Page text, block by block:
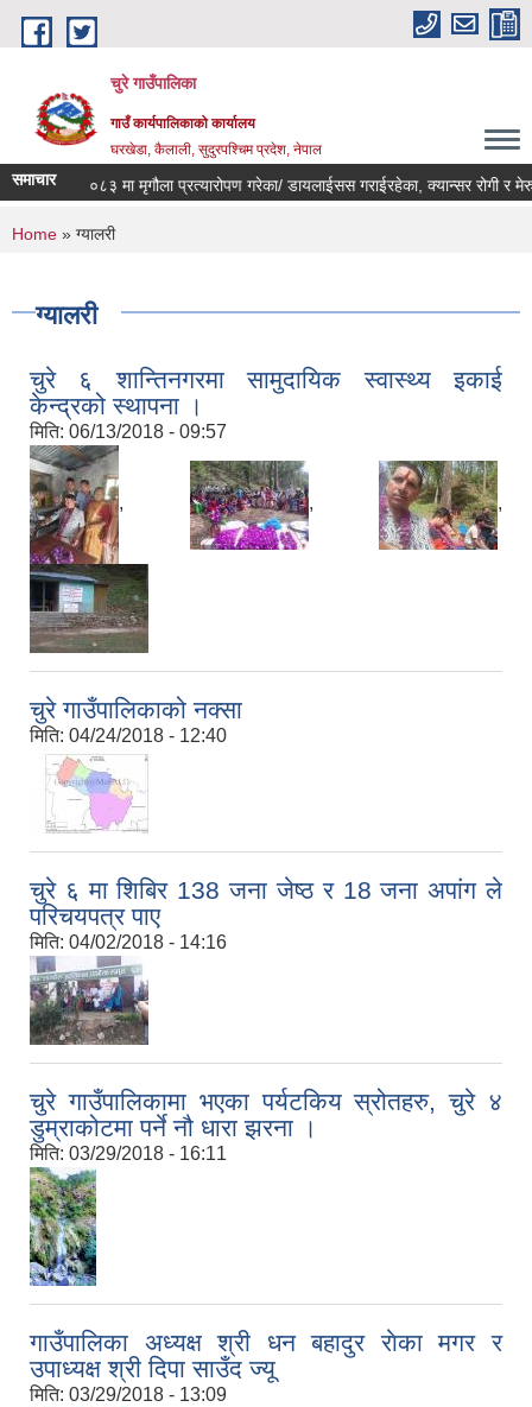
Skip to main content
चुरे गाउँपालिका
गाउँ कार्यपालिकाको कार्यालय
घरखेडा, कैलाली, सुदुरपश्चिम प्रदेश, नेपाल
समाचार
आ.ब. २०८२/०८३ मा मृगौला प्रत्यारोपण गरेका/ डायलाईसस गराईरहेका, क्यान्सर रोगी र
You are here
Home » ग्यालरी
ग्यालरी
चुरे ६ शान्तिनगरमा सामुदायिक स्वास्थ्य इकाई
केन्द्रको स्थापना ।
मिति: 06/13/2018 - 09:57
, , ,
चुरे गाउँपालिकाको नक्सा
मिति: 04/24/2018 - 12:40
चुरे ६ मा शिबिर 138 जना जेष्ठ र 18 जना अपांग ले
परिचयपत्र पाए
मिति: 04/02/2018 - 14:16
चुरे गाउँपालिकामा भएका पर्यटकिय स्रोतहरु, चुरे ४
डुम्राकोटमा पर्ने नौ धारा झरना ।
मिति: 03/29/2018 - 16:11
गाउँपालिका अध्यक्ष श्री धन बहादुर राेका मगर र
उपाध्यक्ष श्री दिपा साउँद ज्यू
मिति: 03/29/2018 - 13:09